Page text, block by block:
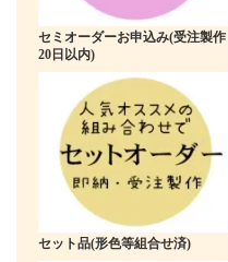
セミオーダーお申込み(受注製作
20日以内)
セット品(形色等組合せ済)